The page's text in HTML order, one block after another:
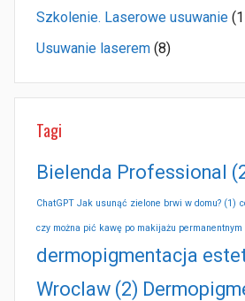
Szkolenie. Laserowe usuwanie
Usuwanie laserem (8)
Tagi
Bielenda Professional
ChatGPT Jak usunąć zielone brwi w domu? (1)
czy można pić kawę po makijażu permanentnym
dermopigmentacja
Wroclaw (2)